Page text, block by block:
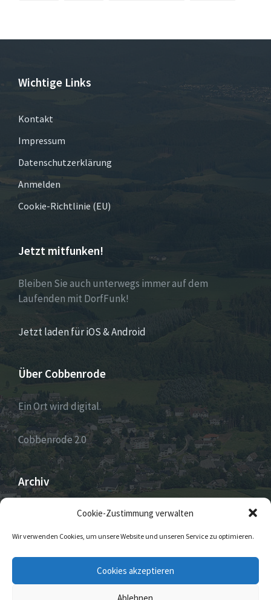
Cookie-Zustimmung verwalten
Wir verwenden Cookies, um unsere Website und unseren Service zu optimieren.
Cookies akzeptieren
Ablehnen
Wichtige Links
Kontakt
Impressum
Datenschutzerklärung
Anmelden
Cookie-Richtlinie (EU)
Jetzt mitfunken!
Bleiben Sie auch unterwegs immer auf dem
Laufenden mit DorfFunk!
Jetzt laden für iOS & Android
Über Cobbenrode
Ein Ort wird digital.
Cobbenrode 2.0
Archiv
Facebook Twitter Instagram